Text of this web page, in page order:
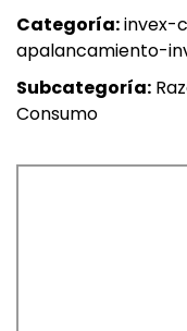
Acceso a
clientes
Buscar
Categoría:invex-
apalancamiento-
Subcategoría:
Consumo